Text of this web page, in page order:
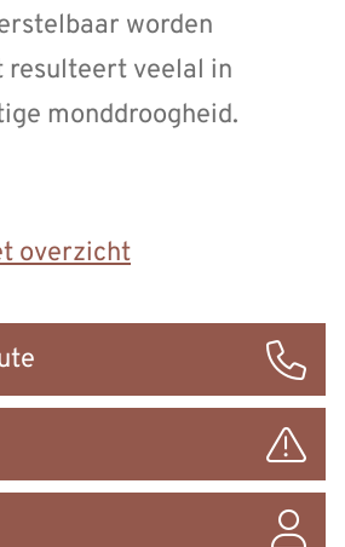
worden
resulteert veelal in
monddroogheid.
overzicht